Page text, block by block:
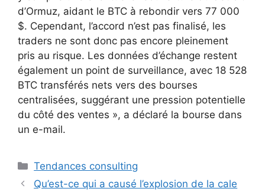
d’Ormuz, aidant le BTC à rebondir vers 77 000
$. Cependant, l’accord n’est pas finalisé, les
traders ne sont donc pas encore pleinement
pris au risque. Les données d’échange restent
également un point de surveillance, avec 18 528
BTC transférés nets vers des bourses
centralisées, suggérant une pression potentielle
du côté des ventes », a déclaré la bourse dans
un e-mail.
Catégories
Tendances consulting
Qu’est-ce qui a causé l’explosion de la cale